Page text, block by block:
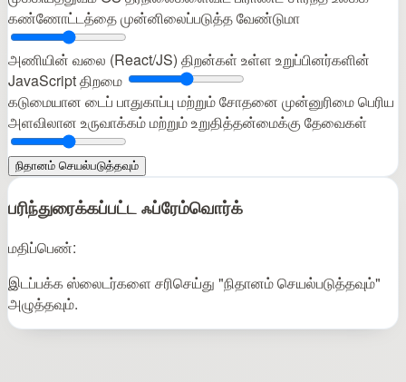
கண்ணோட்டத்தை முன்னிலைப்படுத்த வேண்டுமா
அணியின் வலை (React/JS) திறன்கள் உள்ள உறுப்பினர்களின்
JavaScript திறமை
கடுமையான டைப் பாதுகாப்பு மற்றும் சோதனை முன்னுரிமைபெரிய
அளவிலான உருவாக்கம் மற்றும் உறுதித்தன்மைக்கு தேவைகள்
நிதானம் செயல்படுத்தவும்
பரிந்துரைக்கப்பட்ட ஃப்ரேம்வொர்க்
மதிப்பெண்:
இடப்பக்க ஸ்லைடர்களை சரிசெய்து "நிதானம் செயல்படுத்தவும்"
அழுத்தவும்.